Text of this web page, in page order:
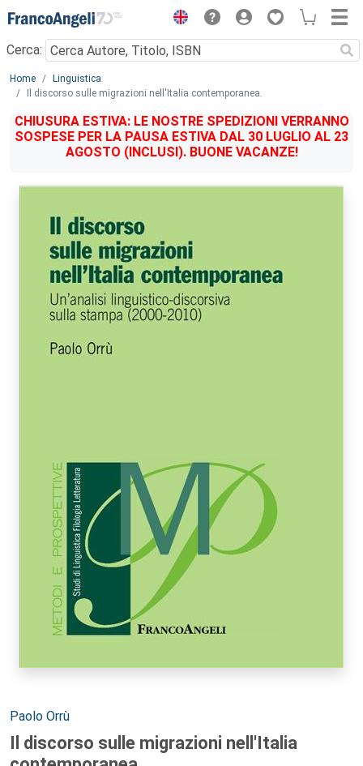
Menu
Cerca:
Main content
Home
Linguistica
Il discorso sulle migrazioni nell'Italia contemporanea.
CHIUSURA ESTIVA: LE NOSTRE SPEDIZIONI VERRANNO
SOSPESE PER LA PAUSA ESTIVA DAL 30 LUGLIO AL 23
AGOSTO (INCLUSI). BUONE VACANZE!
Autori:
Paolo Orrù
Il discorso sulle migrazioni nell'Italia